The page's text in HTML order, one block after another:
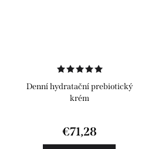
Denní hydratační prebiotický
krém
€71,28